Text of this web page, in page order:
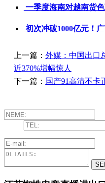
一季度海南对越南货
初次冲破1000亿元！
上一篇： 外媒：中国出口
近370%增幅惊人
下一篇： 国产91高清不卡